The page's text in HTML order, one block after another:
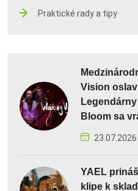
Praktické rady a tipy
Vision
Bloom sa
23.07.2026
YAEL
klipe k